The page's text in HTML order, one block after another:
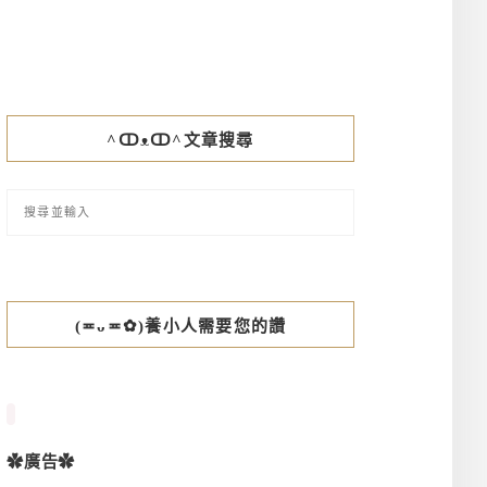
^ↀᴥↀ^文章搜尋
(≖ᴗ≖✿)養小人需要您的讚
✿廣告✿